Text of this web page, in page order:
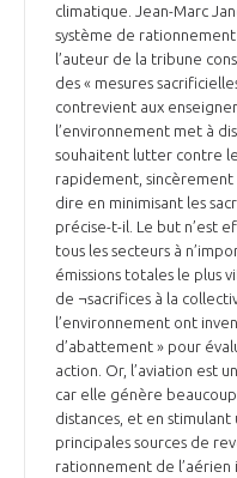
climatique. Jean-Marc
système de
l’auteur de la tribune
des « mesures
contrevient aux
l’environnement met à
souhaitent lutter contre
rapidement, sincèrement
dire en minimisant les
précise-t-il. Le but n’est
tous les secteurs à
émissions totales le plus
de ¬sacrifices à la
l’environnement ont
d’abattement » pour
action. Or, l’aviation est
car elle génère
distances, et en
principales sources de
rationnement de